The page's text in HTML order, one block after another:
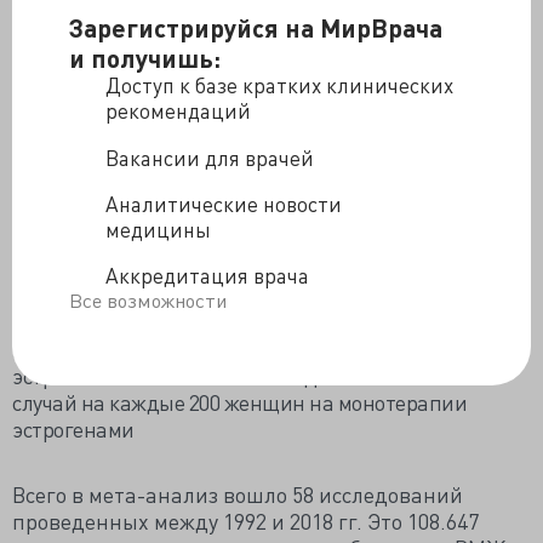
Зарегистрируйся на МирВрача
и получишь:
Доступ к базе кратких клинических
рекомендаций
Вакансии для врачей
Аналитические новости
медицины
Аккредитация врача
Все возможности
что на фоне МГТ их риск получился ниже, чем у
худых или полноватых - удивительно
Если причинно-следственная связь между
применением МГТ и повышением риска РМЖ
МГТ в западных странах с 1990 года уже привело
железы (из 20 миллионов, произошедших за это
Если женщина начинает принимать МГТ в 50 лет, то
на каждые 50 пользовательниц комбинированной
эстроген-гестагенной МГТ и 1 дополнительный
случай на каждые 200 женщин на монотерапии
эстрогенами
Всего в мета-анализ вошло 58 исследований
проведенных между 1992 и 2018 гг. Это 108.647